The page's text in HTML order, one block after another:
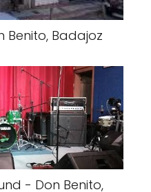
Benito, Badajoz
- Don Benito,